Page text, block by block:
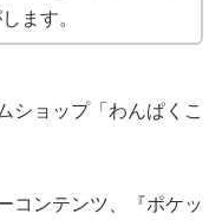
ます。
ショップ「わんぱくこ
コンテンツ、『ポケッ